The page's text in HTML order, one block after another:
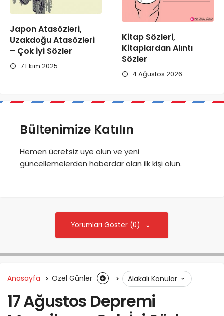
Japon Atasözleri,
Uzakdoğu Atasözleri
– Çok İyi Sözler
7 Ekim 2025
Kitap Sözleri,
Kitaplardan Alıntı
Sözler
4 Ağustos 2026
Bültenimize Katılın
Hemen ücretsiz üye olun ve yeni
güncellemelerden haberdar olan ilk kişi olun.
Yorumları Göster (0)
Anasayfa Özel Günler Alakalı Konular
17 Ağustos Depremi